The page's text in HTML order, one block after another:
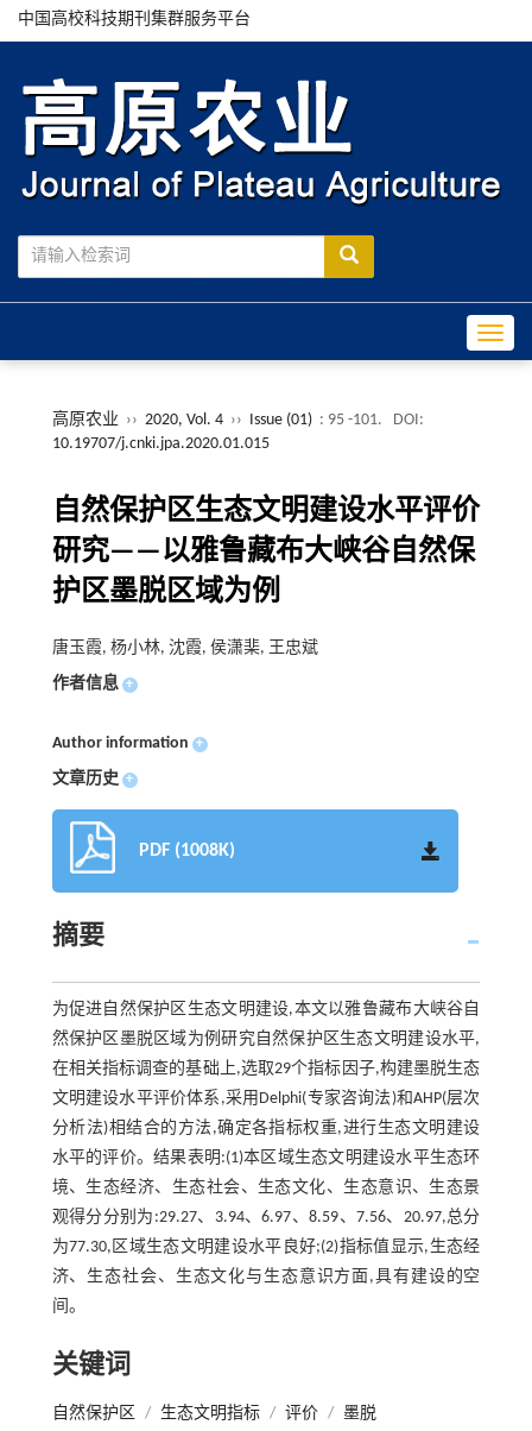
中国高校科技期刊集群服务平台
高原农业 ›› 2020, Vol. 4 ›› Issue (01) : 95 -101.
DOI:
10.19707/j.cnki.jpa.2020.01.015
自然保护区生态文明建设水平评价
研究——以雅鲁藏布大峡谷自然保
护区墨脱区域为例
唐玉霞, 杨小林, 沈霞, 侯潇棐, 王忠斌
作者信息 +
Author information +
文章历史 +
PDF (1008K)
摘要
为促进自然保护区生态文明建设,本文以雅鲁藏布大峡谷自
然保护区墨脱区域为例研究自然保护区生态文明建设水平,
在相关指标调查的基础上,选取29个指标因子,构建墨脱生态
文明建设水平评价体系,采用Delphi(专家咨询法)和AHP(层次
分析法)相结合的方法,确定各指标权重,进行生态文明建设
水平的评价。结果表明:(1)本区域生态文明建设水平生态环
境、生态经济、生态社会、生态文化、生态意识、生态景
观得分分别为:29.27、3.94、6.97、8.59、7.56、20.97,总分
为77.30,区域生态文明建设水平良好;(2)指标值显示,生态经
济、生态社会、生态文化与生态意识方面,具有建设的空
间。
关键词
自然保护区 / 生态文明指标 / 评价 / 墨脱